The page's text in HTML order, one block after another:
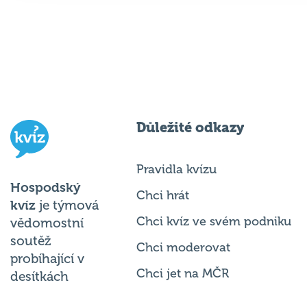
Hospodský
kvíz je týmová
vědomostní
soutěž
probíhající v
desítkách
Důležité odkazy
Pravidla kvízu
Chci hrát
Chci kvíz ve svém podniku
Chci moderovat
Chci jet na MČR